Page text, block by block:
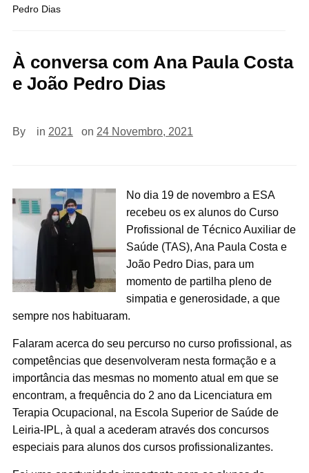
Pedro Dias
À conversa com Ana Paula Costa
e João Pedro Dias
By in 2021 on 24 Novembro, 2021
No dia 19 de novembro a ESA
recebeu os ex alunos do Curso
Profissional de Técnico Auxiliar de
Saúde (TAS), Ana Paula Costa e
João Pedro Dias, para um
momento de partilha pleno de
simpatia e generosidade, a que
sempre nos habituaram.
Falaram acerca do seu percurso no curso profissional, as
competências que desenvolveram nesta formação e a
importância das mesmas no momento atual em que se
encontram, a frequência do 2 ano da Licenciatura em
Terapia Ocupacional, na Escola Superior de Saúde de
Leiria-IPL, à qual a acederam através dos concursos
especiais para alunos dos cursos profissionalizantes.